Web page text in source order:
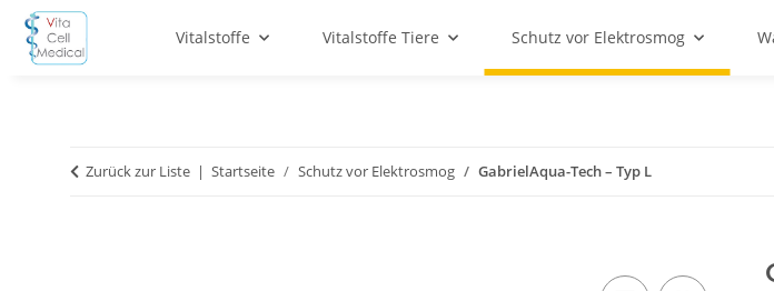
Vitalstoffe Vitalstoffe Tiere Schutz vor Elektrosmog
Zurück zur Liste Startseite Schutz vor Elektrosmog GabrielAqua-Tech – Typ L